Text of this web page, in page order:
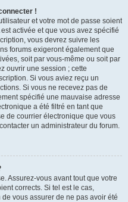
!
et votre mot de passe soient
activée et que vous avez spécifié
vous devrez suivre les
forums exigeront également que
soit par vous-même ou soit par
ouvrir une session ; cette
Si vous aviez reçu un
Si vous ne recevez pas de
spécifié une mauvaise adresse
a été filtré en tant que
de courrier électronique que vous
un administrateur du forum.
Assurez-vous avant tout que votre
corrects. Si tel est le cas,
vous assurer de ne pas avoir été